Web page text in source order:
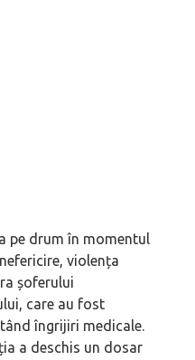
pe drum în momentul
violența
șoferului
care au fost
îngrijiri medicale.
a deschis un dosar